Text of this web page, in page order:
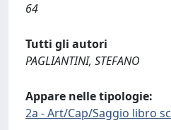
64
Tutti gli autori
PAGLIANTINI, STEFANO
Appare nelle tipologie:
2a - Art/Cap/Saggio libro